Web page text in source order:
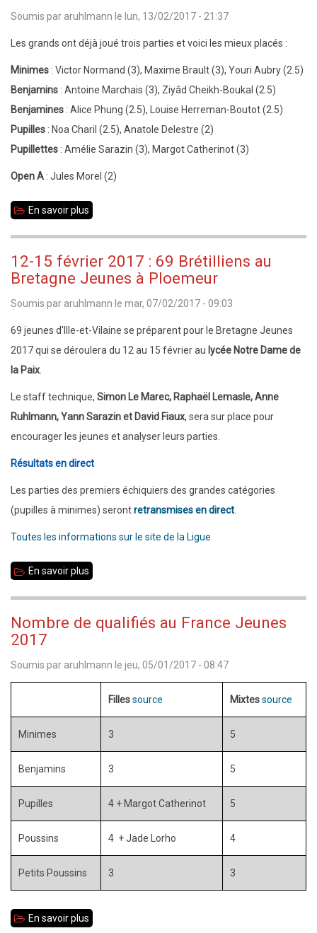
:
après
les
Soumis par aruhlmann le lun, 13/02/2017 - 21:37
Les grands ont déjà joué trois parties et voici les mieux placés :
Minimes : Victor Normand (3), Maxime Brault (3), Youri Aubry (2.5)
Benjamins : Antoine Marchais (3), Ziyâd Cheikh-Boukal (2.5)
Benjamines : Alice Phung (2.5),
Louise Herreman-Boutot (2.5)
Pupilles : Noa Charil (2.5), Anatole Delestre (2)
Pupillettes : Amélie Sarazin (3), Margot Catherinot (3)
Open A : Jules Morel (2)
En savoir plus
2017
mi-
parcours
12-15 février 2017 : 69 Brétilliens au
Bretagne Jeunes à Ploemeur
Soumis par aruhlmann le mar, 07/02/2017 - 09:03
69 jeunes d'Ille-et-Vilaine se préparent pour le Bretagne Jeunes
2017 qui se déroulera du 12 au 15 février au lycée Notre Dame de
la Paix.
Le staff technique, Simon Le Marec, Raphaël Lemasle, Anne
Ruhlmann, Yann Sarazin et David Fiaux, sera sur place pour
encourager les jeunes et analyser leurs parties.
Résultats en direct
Les parties des premiers échiquiers des grandes catégories
(pupilles à minimes) serontretransmises en direct.
Toutes les informations sur le site de la Ligue
En savoir plus
février
:
Bretagne
Jeunes
à
Ploemeur
Nombre de qualifiés au France Jeunes
2017
Soumis par aruhlmann le jeu, 05/01/2017 - 08:47
Fillessource Mixtessource
Minimes 3 5
Benjamins 3 5
Pupilles 4 + Margot Catherinot 5
Poussins 4 + Jade Lorho 4
Petits Poussins 3 3
En savoir plus